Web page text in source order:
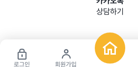
상담하기
로그인 회원가입